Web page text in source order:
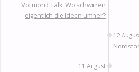
Vollmond Talk: Wo schwirren
eigentlich die Ideen umher?
12
11 August